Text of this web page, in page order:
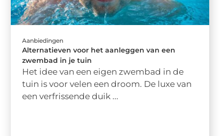
Aanbiedingen
Alternatieven voor het aanleggen van een
zwembad in je tuin
Het idee van een eigen zwembad in de
tuin is voor velen een droom. De luxe van
een verfrissende duik ...